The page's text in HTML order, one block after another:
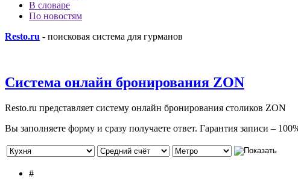
В словаре
По новостям
Resto.ru - поисковая система для гурманов
Система онлайн бронирования ZON
Resto.ru представляет систему онлайн бронирования столиков ZON
Вы заполняете форму и сразу получаете ответ. Гарантия записи ‒
#